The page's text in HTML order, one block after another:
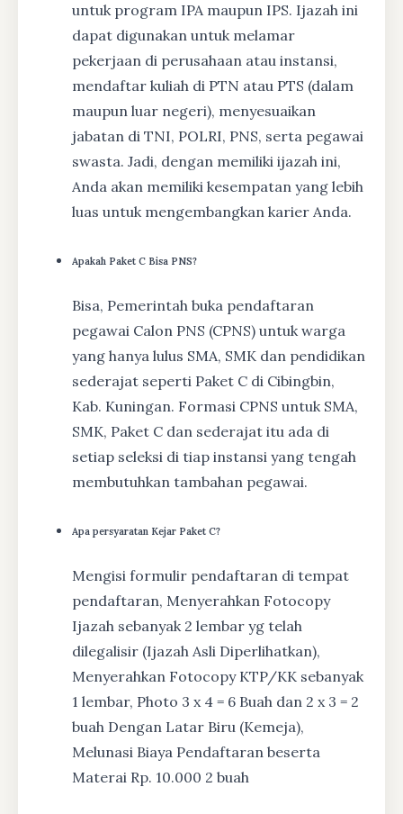
untuk program IPA maupun IPS. Ijazah ini
dapat digunakan untuk melamar
pekerjaan di perusahaan atau instansi,
mendaftar kuliah di PTN atau PTS (dalam
maupun luar negeri), menyesuaikan
jabatan di TNI, POLRI, PNS, serta pegawai
swasta. Jadi, dengan memiliki ijazah ini,
Anda akan memiliki kesempatan yang lebih
luas untuk mengembangkan karier Anda.
Apakah Paket C Bisa PNS?
Bisa, Pemerintah buka pendaftaran
pegawai Calon PNS (CPNS) untuk warga
yang hanya lulus SMA, SMK dan pendidikan
sederajat seperti Paket C di Cibingbin,
Kab. Kuningan. Formasi CPNS untuk SMA,
SMK, Paket C dan sederajat itu ada di
setiap seleksi di tiap instansi yang tengah
membutuhkan tambahan pegawai.
Apa persyaratan Kejar Paket C?
Mengisi formulir pendaftaran di tempat
pendaftaran, Menyerahkan Fotocopy
Ijazah sebanyak 2 lembar yg telah
dilegalisir (Ijazah Asli Diperlihatkan),
Menyerahkan Fotocopy KTP/KK sebanyak
1 lembar, Photo 3 x 4 = 6 Buah dan 2 x 3 = 2
buah Dengan Latar Biru (Kemeja),
Melunasi Biaya Pendaftaran beserta
Materai Rp. 10.000 2 buah